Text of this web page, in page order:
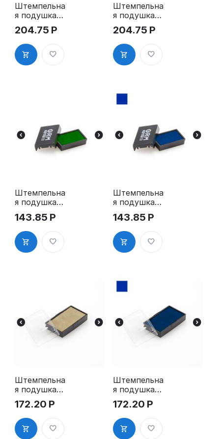
Штемпельна
я подушка
для GRM
4925 Q Plus,
Q24 Plus
204.75 Р
Штемпельна
я подушка
для GRM
4925 Q Plus,
Q24 Plus,
синяя
204.75 Р
Штемпельна
я подушка
для GRM
4910 Plus,
GRM 10 Plus
143.85 Р
Штемпельна
я подушка
для GRM
4910 Plus,
GRM 10 Plus,
синяя
143.85 Р
Штемпельна
я подушка
для GRM
4911 Plus,
GRM 20 Plus
172.20 Р
Штемпельна
я подушка
для GRM
4911 Plus,
GRM 20
Plus, синяя
172.20 Р